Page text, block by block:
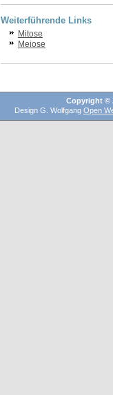
Weiterführende Links
Mitose
Meiose
Copyright ©
Design G. Wolfgang Open